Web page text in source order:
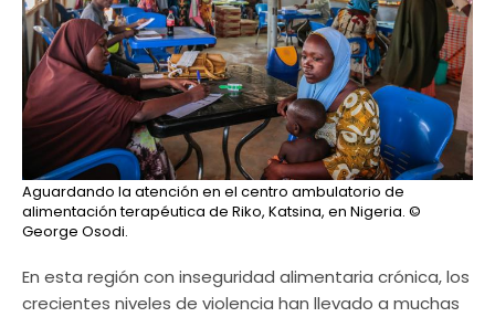
Aguardando la atención en el centro ambulatorio de
alimentación terapéutica de Riko, Katsina, en Nigeria. ©
George Osodi.
En esta región con inseguridad alimentaria crónica, los
crecientes niveles de violencia han llevado a muchas